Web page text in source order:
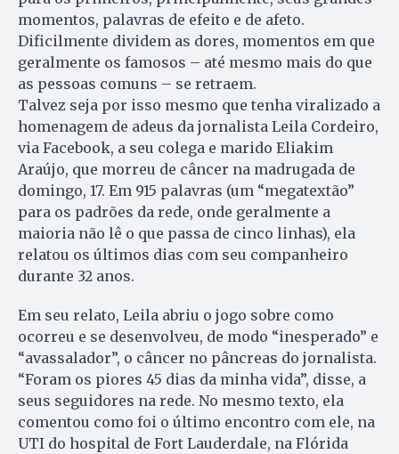
momentos, palavras de efeito e de afeto.
Dificilmente dividem as dores, momentos em que
geralmente os famosos – até mesmo mais do que
as pessoas comuns – se retraem.
Talvez seja por isso mesmo que tenha viralizado a
homenagem de adeus da jornalista Leila Cordeiro,
via Facebook, a seu colega e marido Eliakim
Araújo, que morreu de câncer na madrugada de
domingo, 17. Em 915 palavras (um “megatextão”
para os padrões da rede, onde geralmente a
maioria não lê o que passa de cinco linhas), ela
relatou os últimos dias com seu companheiro
durante 32 anos.
Em seu relato, Leila abriu o jogo sobre como
ocorreu e se desenvolveu, de modo “inesperado” e
“avassalador”, o câncer no pâncreas do jornalista.
“Foram os piores 45 dias da minha vida”, disse, a
seus seguidores na rede. No mesmo texto, ela
comentou como foi o último encontro com ele, na
UTI do hospital de Fort Lauderdale, na Flórida